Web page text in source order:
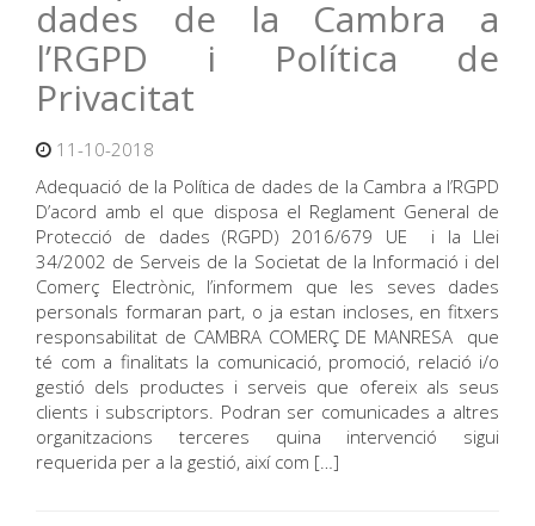
dades de la Cambra a
l’RGPD i Política de
Privacitat
11-10-2018
Adequació de la Política de dades de la Cambra a l’RGPD
D’acord amb el que disposa el Reglament General de
Protecció de dades (RGPD) 2016/679 UE i la Llei
34/2002 de Serveis de la Societat de la Informació i del
Comerç Electrònic, l’informem que les seves dades
personals formaran part, o ja estan incloses, en fitxers
responsabilitat de CAMBRA COMERÇ DE MANRESA que
té com a finalitats la comunicació, promoció, relació i/o
gestió dels productes i serveis que ofereix als seus
clients i subscriptors. Podran ser comunicades a altres
organitzacions terceres quina intervenció sigui
requerida per a la gestió, així com […]